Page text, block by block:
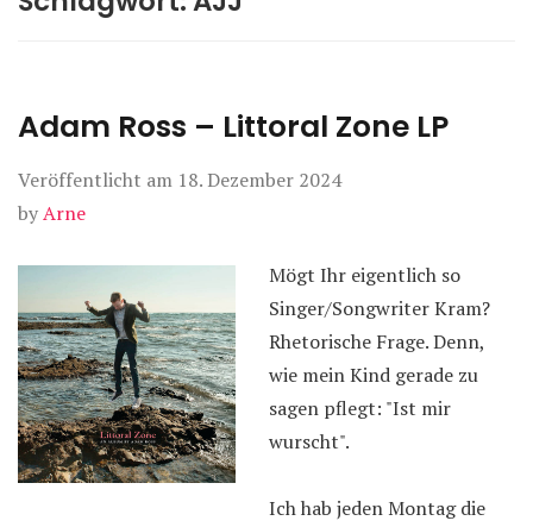
Adam Ross – Littoral Zone LP
Veröffentlicht am 18. Dezember 2024
byArne
Mögt Ihr eigentlich so
Singer/Songwriter Kram?
Rhetorische Frage. Denn,
wie mein Kind gerade zu
sagen pflegt: "Ist mir
wurscht".
Ich hab jeden Montag die